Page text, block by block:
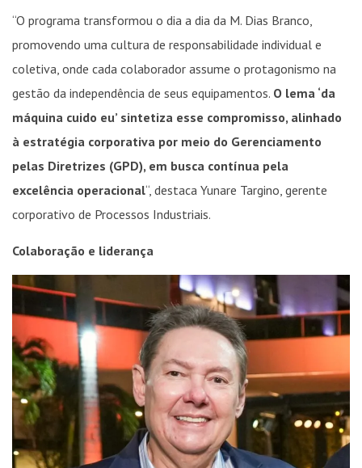
“O programa transformou o dia a dia da M. Dias Branco,
promovendo uma cultura de responsabilidade individual e
coletiva, onde cada colaborador assume o protagonismo na
gestão da independência de seus equipamentos. O lema ‘da
máquina cuido eu’ sintetiza esse compromisso, alinhado
à estratégia corporativa por meio do Gerenciamento
pelas Diretrizes (GPD), em busca contínua pela
excelência operacional“, destaca Yunare Targino, gerente
corporativo de Processos Industriais.
Colaboração e liderança